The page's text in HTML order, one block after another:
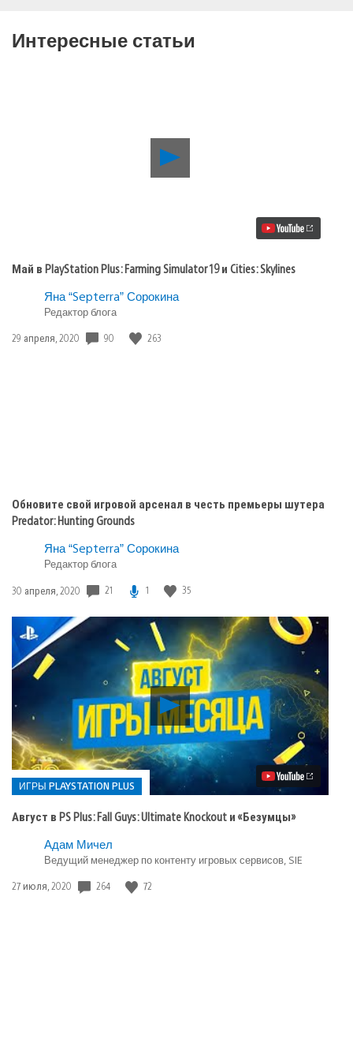
Интересные статьи
Май
19
Май в PlayStation Plus: Farming Simulator 19 и Cities: Skylines
Яна “Septerra” Сорокина
Редактор блога
Дата
29 апреля, 2020 90 263
Обновите свой игровой арсенал в честь премьеры шутера
Predator: Hunting Grounds
Яна “Septerra” Сорокина
Редактор блога
Дата
30 апреля, 2020 21 1 35
Воспроизвести
видео
Август
в
PS
Plus:
Fall
Guys:
Ultimate
«Безумцы»
ИГРЫ PLAYSTATION PLUS
Август в PS Plus: Fall Guys: Ultimate Knockout и «Безумцы»
Опубликовано
Игры
playstation
Адам Мичел
Ведущий менеджер по контенту игровых сервисов, SIE
Дата
27 июля, 2020 264 72